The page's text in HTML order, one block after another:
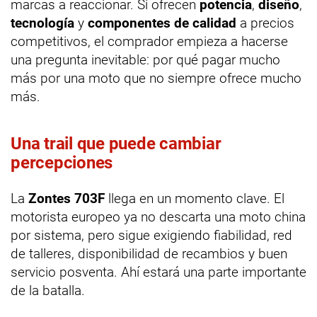
marcas a reaccionar. Si ofrecen potencia, diseño,
tecnología y componentes de calidad a precios
competitivos, el comprador empieza a hacerse
una pregunta inevitable: por qué pagar mucho
más por una moto que no siempre ofrece mucho
más.
Una trail que puede cambiar
percepciones
La Zontes 703F llega en un momento clave. El
motorista europeo ya no descarta una moto china
por sistema, pero sigue exigiendo fiabilidad, red
de talleres, disponibilidad de recambios y buen
servicio posventa. Ahí estará una parte importante
de la batalla.